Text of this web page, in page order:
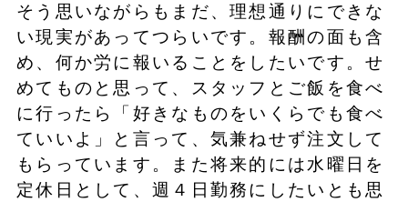
そう思いながらもまだ、理想通りにできな
い現実があってつらいです。報酬の面も含
め、何か労に報いることをしたいです。せ
めてものと思って、スタッフとご飯を食べ
に行ったら「好きなものをいくらでも食べ
ていいよ」と言って、気兼ねせず注文して
もらっています。また将来的には水曜日を
定休日として、週４日勤務にしたいとも思